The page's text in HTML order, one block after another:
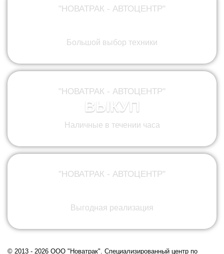
"НОВАТРАК - АВТОЦЕНТР"
Большой выбор техники
"НОВАТРАК - АВТОЦЕНТР"
ВЫКУП
Наличные в течении часа
"НОВАТРАК - АВТОЦЕНТР"
Выгодная реализация
© 2013 - 2026 ООО "Новатрак". Cпециализированный центр по